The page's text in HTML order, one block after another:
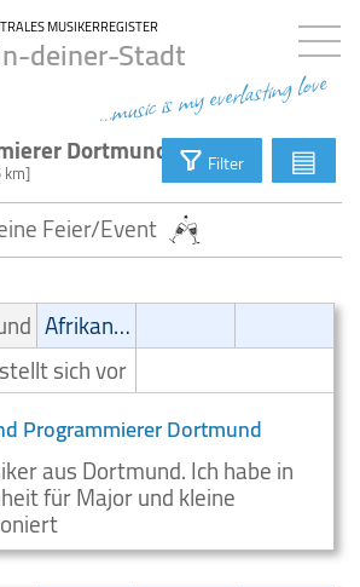
MUSIKERREGISTER
deiner-Stadt
...music is my everlasting love
Dortmund
km] Filter ▤
Feier/Event
Afrikanisch
stellt sich vor
Programmierer Dortmund
aus Dortmund. Ich habe in
für Major und kleine